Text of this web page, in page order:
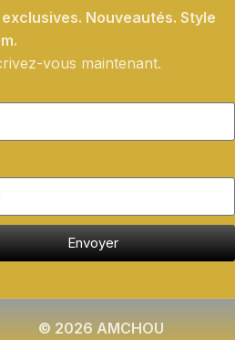
Nouveautés. Style
vous maintenant.
Envoyer
© 2026 AMCHOU